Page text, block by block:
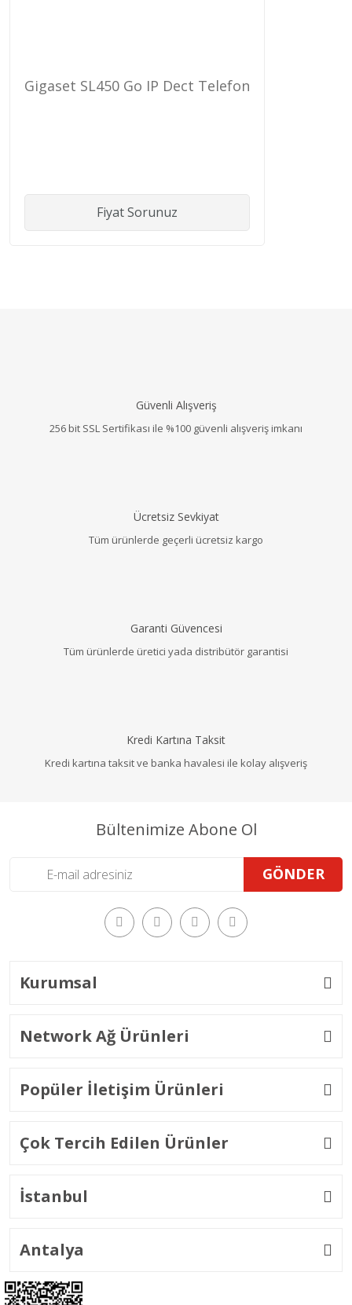
Gigaset SL450 Go IP Dect Telefon
Fiyat Sorunuz
Güvenli Alışveriş
256 bit SSL Sertifikası ile %100 güvenli alışveriş imkanı
Ücretsiz Sevkiyat
Tüm ürünlerde geçerli ücretsiz kargo
Garanti Güvencesi
Tüm ürünlerde üretici yada distribütör garantisi
Kredi Kartına Taksit
Kredi kartına taksit ve banka havalesi ile kolay alışveriş
Bültenimize Abone Ol
GÖNDER
Kurumsal
Network Ağ Ürünleri
Popüler İletişim Ürünleri
Çok Tercih Edilen Ürünler
İstanbul
Antalya